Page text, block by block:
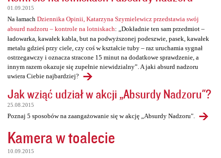
01.09.2015
Na łamach Dziennika Opinii, Katarzyna Szymielewicz przedstawia swój
absurd nadzoru – kontrole na lotniskach: „Dokładnie ten sam przedmiot –
ładowarka, kawałek kabla, but na podwyższonej podeszwie, pasek, kawałek
metalu gdzieś przy ciele, czy coś w kształcie tuby – raz uruchamia sygnał
ostrzegawczy i oznacza stracone 15 minut na dodatkowe sprawdzenie, a
innym razem okazuje się zupełnie niewidzialny”. A jaki absurd nadzoru
uwiera Ciebie najbardziej?
Jak wziąć udział w akcji „Absurdy Nadzoru"?
25.08.2015
Poznaj 5 sposobów na zaangażowanie się w akcję „Absurdy Nadzoru".
Kamera w toalecie
10.09.2015